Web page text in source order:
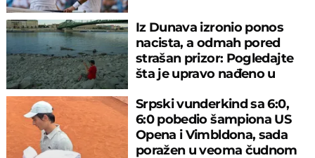
Iz Dunava izronio ponos
nacista, a odmah pored
strašan prizor: Pogledajte
šta je upravo nađeno u
Srpski vunderkind sa 6:0,
6:0 pobedio šampiona US
Opena i Vimbldona, sada
poražen u veoma čudnom